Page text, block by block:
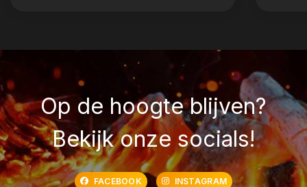
Op de hoogte blijven?
Bekijk onze socials!
FACEBOOK INSTAGRAM